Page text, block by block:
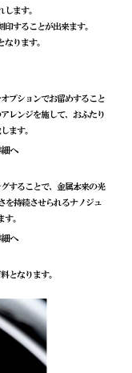
ます。
することが出来ます。
ります。
プションでお留めすること
レンジを施して、おふたり
ます。
へ
することで、金属本来の光
を持続させられるナノジュ
。
へ
となります。